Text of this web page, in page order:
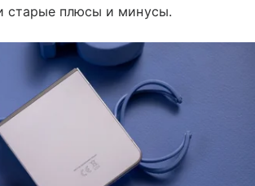
старые плюсы и минусы.